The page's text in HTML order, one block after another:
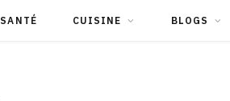
SANTÉ CUISINE BLOGS